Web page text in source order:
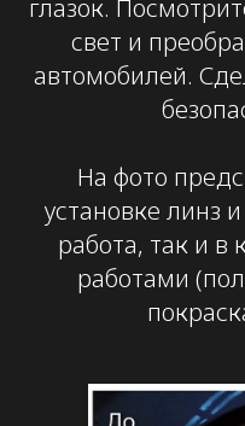
глазок.
свет и
автомобилей.
На фото
установке линз
работа, так и в
работами